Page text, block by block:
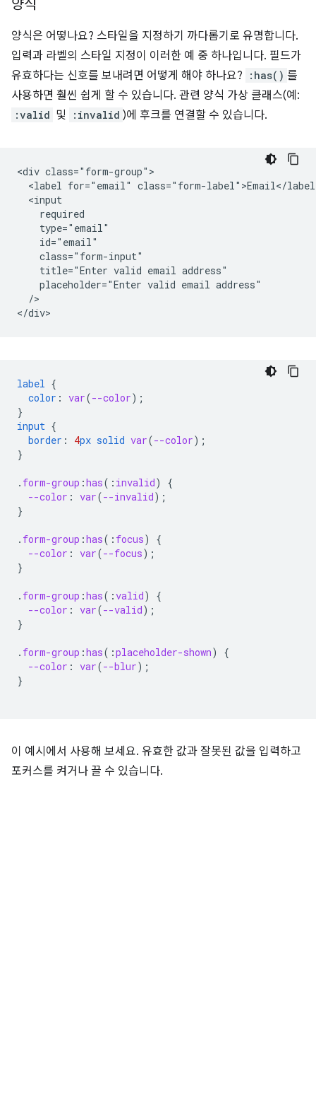
양식
양식은 어떻나요? 스타일을 지정하기 까다롭기로 유명합니다.
입력과 라벨의 스타일 지정이 이러한 예 중 하나입니다. 필드가
유효하다는 신호를 보내려면 어떻게 해야 하나요?
:has() 를
사용하면 훨씬 쉽게 할 수 있습니다. 관련 양식 가상 클래스(예:
:valid 및 :invalid )에 후크를 연결할 수 있습니다.
<div class="form-group">
<label for="email" class="form-label">Email</
  <input
    required
    type="email"
    id="email"
    class="form-input"
    title="Enter valid email address"
    placeholder="Enter valid email address"
  />
label {
color : var(--color);
}
input {
border : 4px solid var(--color);
}
. form-group :has( : invalid)
{
--color : var(--invalid);
}
. form-group :has( : focus)
{
--color : var(--focus);
}
. form-group :has( :valid)
{
--color : var(--valid);
}
. form-group :has( :placeholder-shown)
{
--color : var(--blur);
}
이 예시에서 사용해 보세요. 유효한 값과 잘못된 값을 입력하고
포커스를 켜거나 끌 수 있습니다.